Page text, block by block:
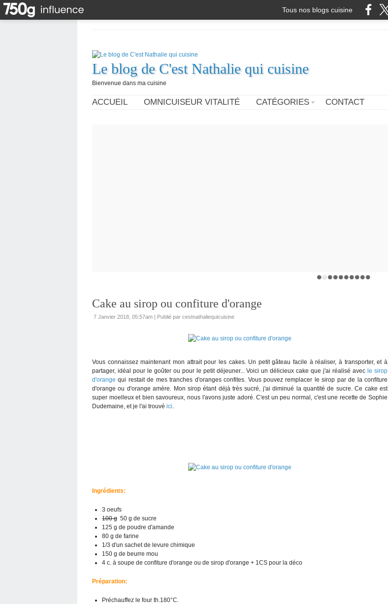
Tous nos blogs cuisine
Le blog de C'est Nathalie qui cuisine
Bienvenue dans ma cuisine
ACCUEIL OMNICUISEUR VITALITÉ CATÉGORIES CONTACT
Cake au sirop ou confiture d'orange
7 Janvier 2018, 05:57am | Publié par cestnathaliequicuisine
Vous connaissez maintenant mon attrait pour les cakes. Un petit gâteau facile à réaliser, à transporter, et à
partager, idéal pour le goûter ou pour le petit déjeuner... Voici un délicieux cake que j'ai réalisé avecle sirop
d'orange qui restait de mes tranches d'oranges confites. Vous pouvez remplacer le sirop par de la confiture
d'orange ou d'orange amère. Mon sirop étant déjà très sucré, j'ai diminué la quantité de sucre. Ce cake est
super moelleux et bien savoureux, nous l'avons juste adoré. C'est un peu normal, c'est une recette de Sophie
Dudemaine, et je l'ai trouvé ici.
Ingrédients:
3 oeufs
100 g 50 g de sucre
125 g de poudre d'amande
80 g de farine
1/3 d'un sachet de levure chimique
150 g de beurre mou
4 c. à soupe de confiture d'orange ou de sirop d'orange + 1CS pour la déco
Préparation:
Préchauffez le four th.180°C.